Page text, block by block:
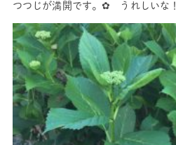
つつじが満開です。✿ うれしいな！